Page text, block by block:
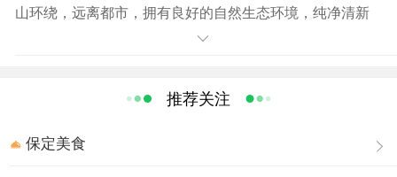
山环绕，远离都市，拥有良好的自然生态环境，纯净清新
的空气，凉爽宜人的气候。暑期平均温度只有21.7度。
科研、教学、观赏、旅游为一体的天然地质公园。
白石山因山体遍布白色大理石而得名，核心的大理岩峰
推荐关注
保定美食